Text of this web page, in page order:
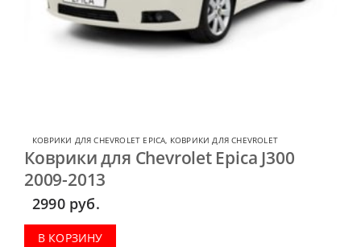
КОВРИКИ ДЛЯ CHEVROLET EPICA, КОВРИКИ ДЛЯ CHEVROLET
Коврики для Chevrolet Epica J300
2009-2013
2990 руб.
В КОРЗИНУ